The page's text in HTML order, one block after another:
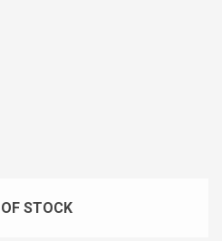
STOCK